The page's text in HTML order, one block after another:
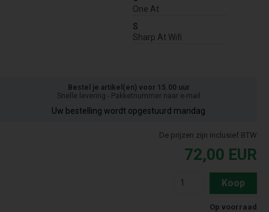
One At
S
Sharp At Wifi
Bestel je artikel(en) voor 15.00 uur
Snelle levering - Pakketnummer naar e-mail
Uw bestelling wordt opgestuurd mandag
De prijzen zijn inclusief BTW
72,00 EUR
Koop
Op voorraad